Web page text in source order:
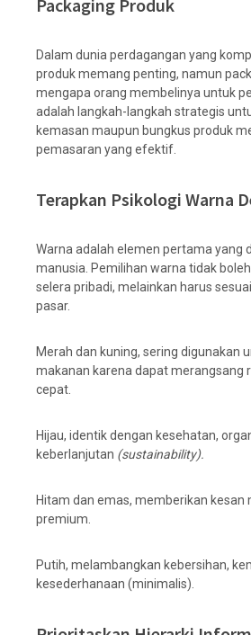
Packaging Produk
Dalam dunia perdagangan yang
produk memang penting, namun
mengapa orang membelinya untuk
adalah langkah-langkah strategis
kemasan maupun bungkus produk
pemasaran yang efektif.
Terapkan Psikologi Warna
Warna adalah elemen pertama yang
manusia. Pemilihan warna tidak
selera pribadi, melainkan harus
pasar.
Merah dan kuning, sering digunakan
makanan karena dapat merangsang
cepat.
Hijau, identik dengan kesehatan,
keberlanjutan (sustainability).
Hitam dan emas, memberikan kesan
premium.
Putih, melambangkan kebersihan,
kesederhanaan (minimalis).